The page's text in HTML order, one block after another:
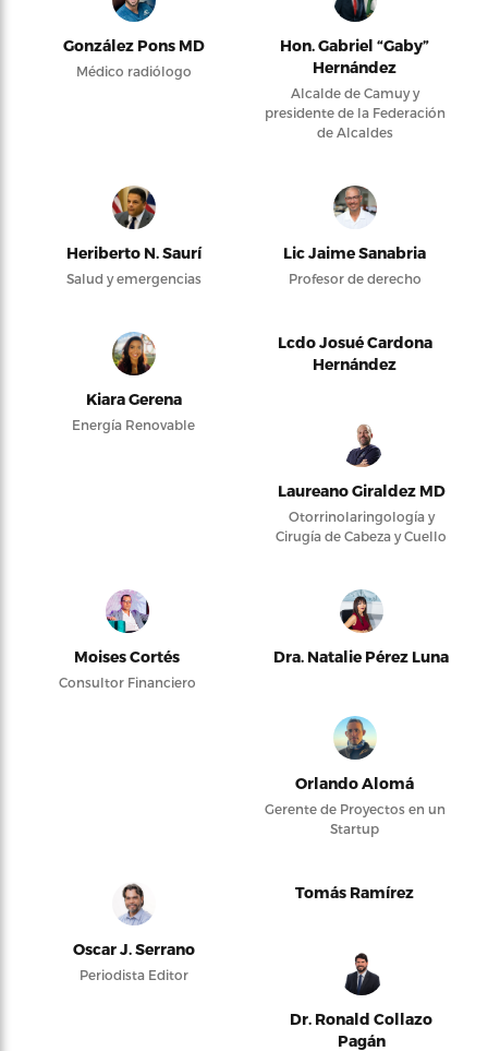
González Pons MD
Médico radiólogo
Hon. Gabriel “Gaby”
Hernández
Alcalde de Camuy y
presidente de la Federación
de Alcaldes
Heriberto N. Saurí
Salud y emergencias
Lic Jaime Sanabria
Profesor de derecho
Kiara Gerena
Energía Renovable
Lcdo Josué Cardona
Hernández
Laureano Giraldez MD
Otorrinolaringología y
Cirugía de Cabeza y Cuello
Moises Cortés
Consultor Financiero
Dra. Natalie Pérez Luna
Orlando Alomá
Gerente de Proyectos en un
Startup
Oscar J. Serrano
Periodista Editor
Tomás Ramírez
Dr. Ronald Collazo
Pagán